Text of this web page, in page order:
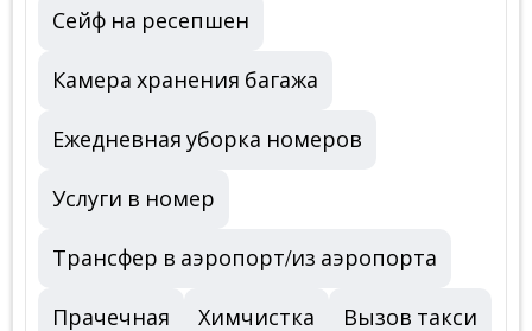
Сейф на ресепшен
Камера хранения багажа
Ежедневная уборка номеров
Услуги в номер
Трансфер в аэропорт/из аэропорта
Прачечная Химчистка Вызов такси